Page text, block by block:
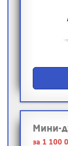
Мини-
за 1 100